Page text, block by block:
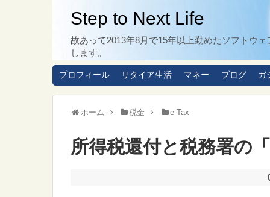
Step to Next Life
故あって2013年8月で15年以上勤めたソフトウ
します。
プロフィール リタイア生活 マネー ブログ ガ
ホーム 税金 e-Tax
所得税還付と税務署の